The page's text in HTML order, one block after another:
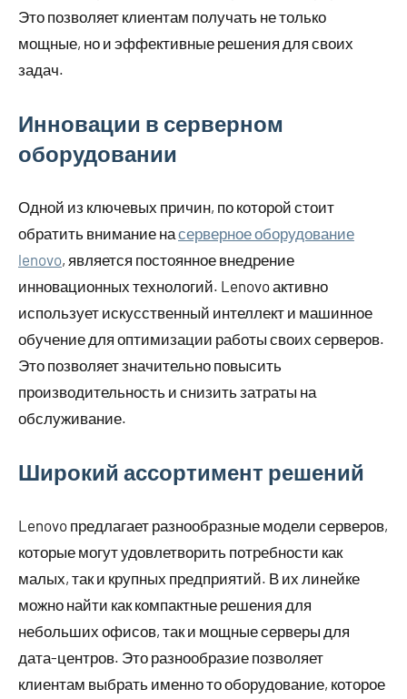
Это позволяет клиентам получать не только
мощные, но и эффективные решения для своих
задач.
Инновации в серверном
оборудовании
Одной из ключевых причин, по которой стоит
обратить внимание насерверное оборудование
lenovo, является постоянное внедрение
инновационных технологий. Lenovo активно
использует искусственный интеллект и машинное
обучение для оптимизации работы своих серверов.
Это позволяет значительно повысить
производительность и снизить затраты на
обслуживание.
Широкий ассортимент решений
Lenovo предлагает разнообразные модели серверов,
которые могут удовлетворить потребности как
малых, так и крупных предприятий. В их линейке
можно найти как компактные решения для
небольших офисов, так и мощные серверы для
дата-центров. Это разнообразие позволяет
клиентам выбрать именно то оборудование, которое